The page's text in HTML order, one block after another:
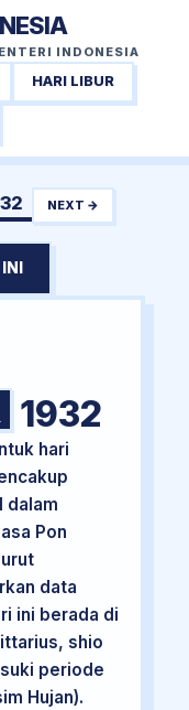
INDONESIA
HARI LIBUR
NEXT →
1932
hari
dalam
Pon
data
ini berada di
shio
periode
Hujan).